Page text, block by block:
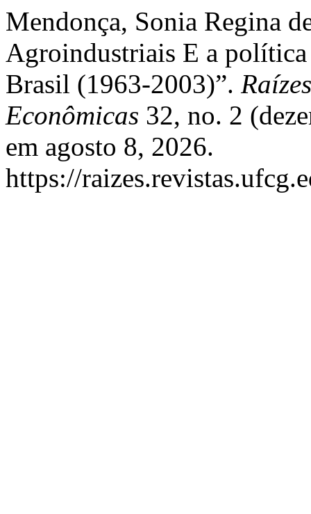
Mendonça, Sonia Regina
Agroindustriais E a política
Brasil (1963-2003)”.
Econômicas 32, no. 2
em agosto 8, 2026.
https://